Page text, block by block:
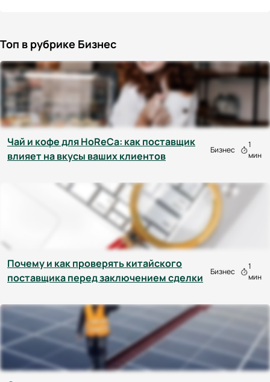
Топ в рубрике Бизнес
Чай и кофе для HoReCa: как поставщик
влияет на вкусы ваших клиентов
Бизнес
1
мин
Почему и как проверять китайского
поставщика перед заключением сделки
Бизнес
1
мин